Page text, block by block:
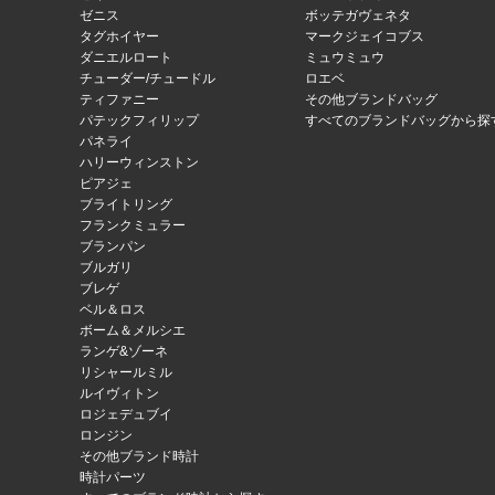
ゼニス
タグホイヤー
ダニエルロート
チューダー/チュードル
ティファニー
パテックフィリップ
パネライ
ハリーウィンストン
ピアジェ
ブライトリング
フランクミュラー
ブランパン
ブルガリ
ブレゲ
ベル＆ロス
ボーム＆メルシエ
ランゲ&ゾーネ
リシャールミル
ルイヴィトン
ロジェデュブイ
ロンジン
その他ブランド時計
時計パーツ
ボッテガヴェネタ
マークジェイコブス
ミュウミュウ
ロエベ
その他ブランドバッグ
すべてのブランドバッグから探